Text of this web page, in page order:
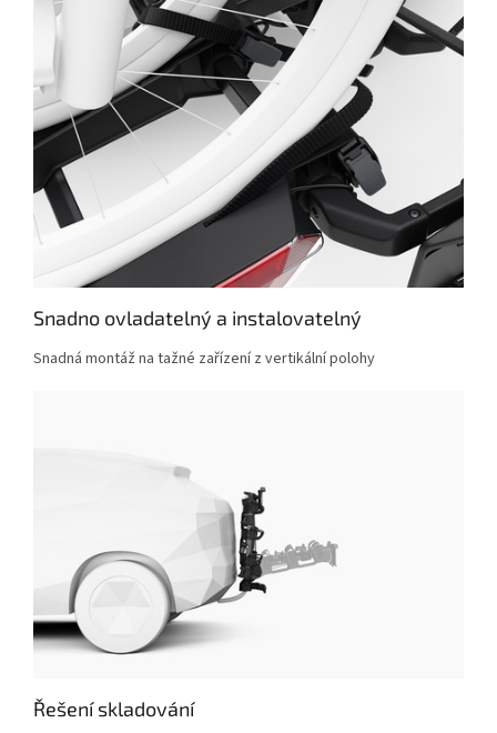
Snadno ovladatelný a instalovatelný
Snadná montáž na tažné zařízení z vertikální polohy
Řešení skladování